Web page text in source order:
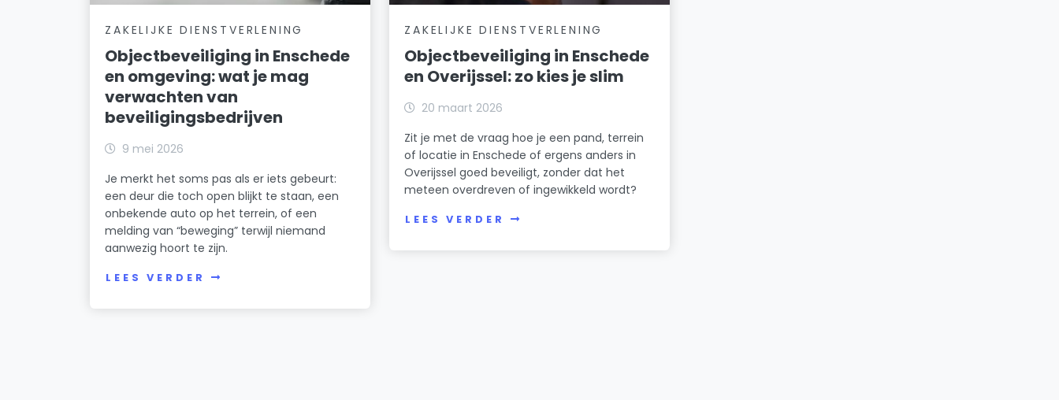
ZAKELIJKE DIENSTVERLENING
Objectbeveiliging in Enschede
en omgeving: wat je mag
verwachten van
beveiligingsbedrijven
9 mei 2026
Je merkt het soms pas als er iets gebeurt:
een deur die toch open blijkt te staan, een
onbekende auto op het terrein, of een
melding van “beweging” terwijl niemand
aanwezig hoort te zijn.
LEES VERDER
ZAKELIJKE DIENSTVERLENING
Objectbeveiliging in Enschede
en Overijssel: zo kies je slim
20 maart 2026
Zit je met de vraag hoe je een pand, terrein
of locatie in Enschede of ergens anders in
Overijssel goed beveiligt, zonder dat het
meteen overdreven of ingewikkeld wordt?
LEES VERDER